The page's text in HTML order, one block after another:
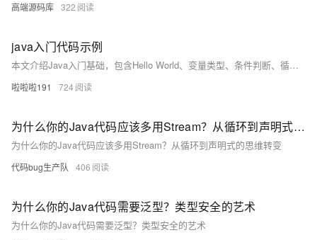
高端源码库 322
java入门代码示例
本文介绍Java入门基础，包含Hello World、变量类型、条件判断、循环及方法定义等核心语法示例，帮助初学者快速掌握Java编程基本结构与逻辑。
啦啦啦191 724
为什么你的Java代码应该多用Stream？从循环到声明式的思维转变
为什么你的Java代码应该多用Stream？从循环到声明式的思维转变
代码bug生产队 406
为什么你的Java代码需要泛型？类型安全的艺术
为什么你的Java代码需要泛型？类型安全的艺术